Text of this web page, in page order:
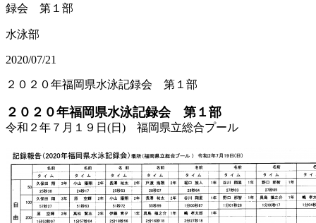
録会 第１部
水泳部
2020/07/21
２０２０年福岡県水泳記録会 第１部
２０２０年福岡県水泳記録会 第１部
令和２年７月１９日 (日 ) 福岡県立総合プール